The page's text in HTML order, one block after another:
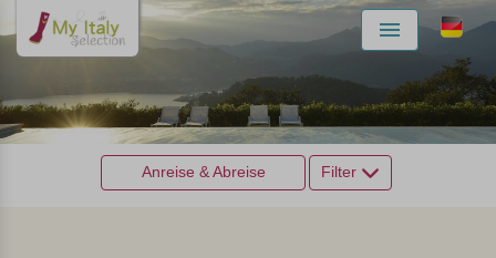
Menu
Anreise & Abreise Filter